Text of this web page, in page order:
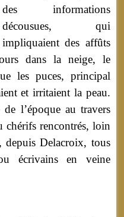
des informations
décousues, qui
impliquaient des affûts
dans la neige, le
les puces, principal
et irritaient la peau.
l’époque au travers
chérifs rencontrés, loin
depuis Delacroix, tous
écrivains en veine